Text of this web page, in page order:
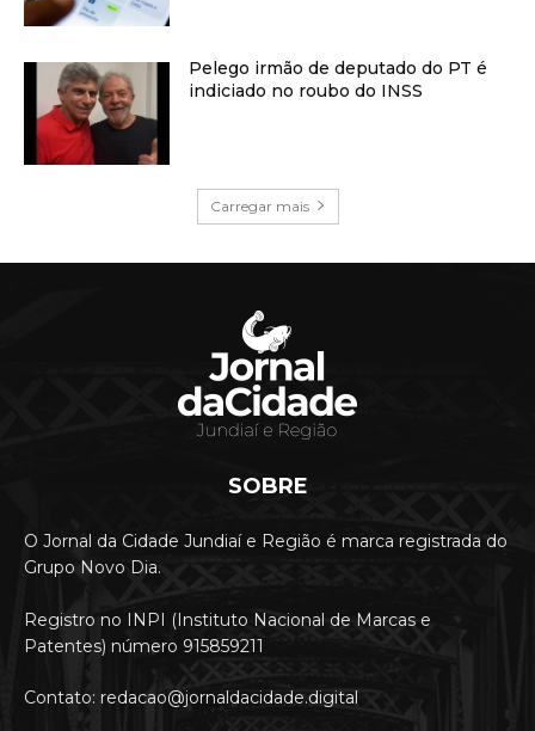
Pelego irmão de deputado do PT é
indiciado no roubo do INSS
Carregar mais
SOBRE
O Jornal da Cidade Jundiaí e Região é marca registrada do
Grupo Novo Dia.
Registro no INPI (Instituto Nacional de Marcas e
Patentes) número 915859211
Contato: redacao@jornaldacidade.digital